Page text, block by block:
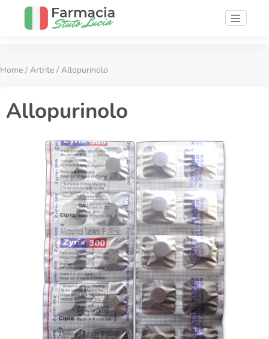
Home / Artrite / Allopurinolo
Allopurinolo